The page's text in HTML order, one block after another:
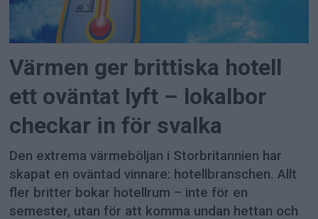
Värmen ger brittiska hotell
ett oväntat lyft – lokalbor
checkar in för svalka
Den extrema värmeböljan i Storbritannien har
skapat en oväntad vinnare: hotellbranschen. Allt
fler britter bokar hotellrum – inte för en
semester, utan för att komma undan hettan och